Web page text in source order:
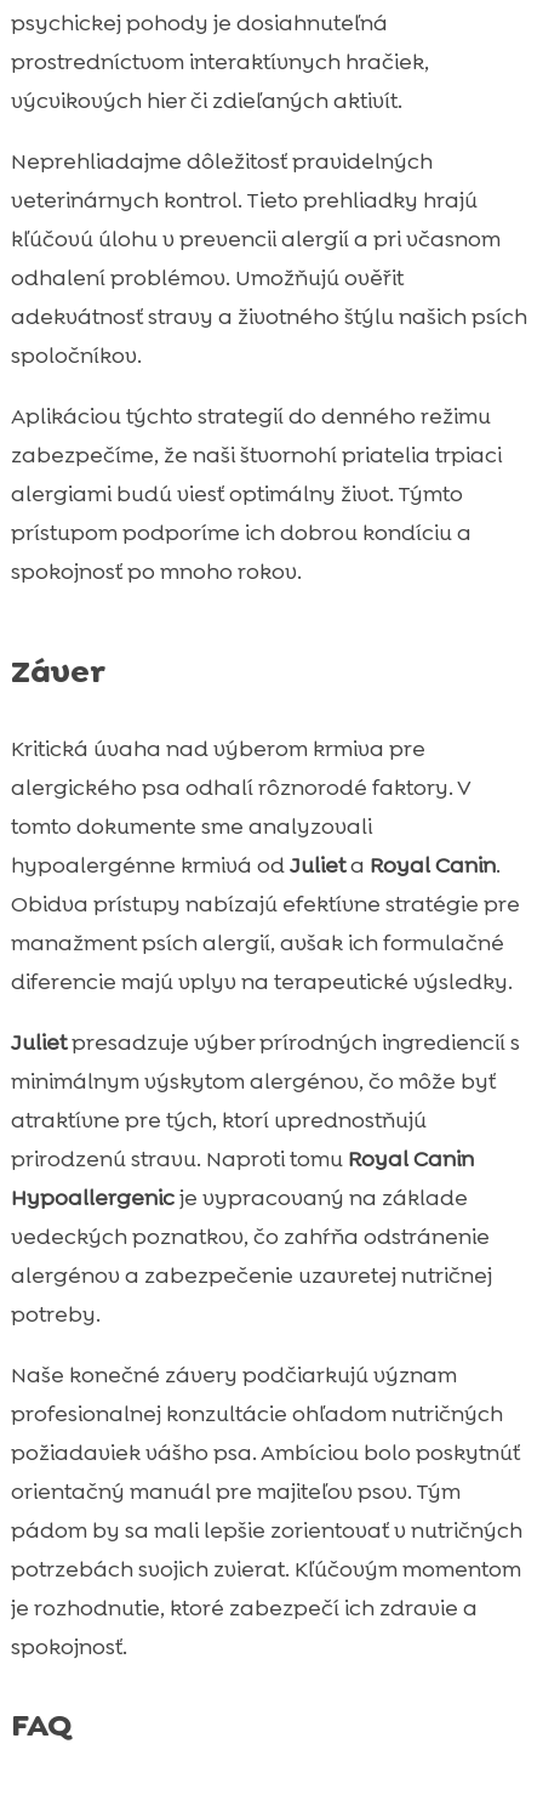
psychickej pohody je dosiahnuteľná
prostredníctvom interaktívnych hračiek,
výcvikových hier či zdieľaných aktivít.
Neprehliadajme dôležitosť pravidelných
veterinárnych kontrol. Tieto prehliadky hrajú
kľúčovú úlohu v prevencii alergií a pri včasnom
odhalení problémov. Umožňujú ověřit
adekvátnosť stravy a životného štýlu našich psích
spoločníkov.
Aplikáciou týchto strategií do denného režimu
zabezpečíme, že naši štvornohí priatelia trpiaci
alergiami budú viesť optimálny život. Týmto
prístupom podporíme ich dobrou kondíciu a
spokojnosť po mnoho rokov.
Záver
Kritická úvaha nad výberom krmiva pre
alergického psa odhalí rôznorodé faktory. V
tomto dokumente sme analyzovali
hypoalergénne krmivá odJulieta Royal Canin.
Obidva prístupy nabízajú efektívne stratégie pre
manažment psích alergií, avšak ich formulačné
diferencie majú vplyv na terapeutické výsledky.
Julietpresadzuje výber prírodných ingrediencií s
minimálnym výskytom alergénov, čo môže byť
atraktívne pre tých, ktorí uprednostňujú
prirodzenú stravu. Naproti tomu Royal Canin
Hypoallergenicje vypracovaný na základe
vedeckých poznatkov, čo zahŕňa odstránenie
alergénov a zabezpečenie uzavretej nutričnej
potreby.
Naše konečné závery podčiarkujú význam
profesionalnej konzultácie ohľadom nutričných
požiadaviek vášho psa. Ambíciou bolo poskytnúť
orientačný manuál pre majiteľov psov. Tým
pádom by sa mali lepšie zorientovať v nutričných
potrzebách svojich zvierat. Kľúčovým momentom
je rozhodnutie, ktoré zabezpečí ich zdravie a
spokojnosť.
FAQ